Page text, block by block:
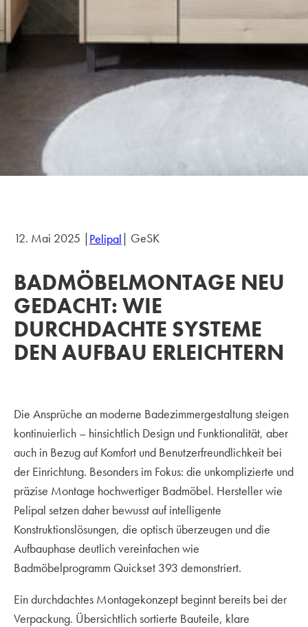
12. Mai 2025 |Pelipal| GeSK
BADMÖBELMONTAGE NEU
GEDACHT: WIE
DURCHDACHTE SYSTEME
DEN AUFBAU ERLEICHTERN
Die Ansprüche an moderne Badezimmergestaltung steigen
kontinuierlich – hinsichtlich Design und Funktionalität, aber
auch in Bezug auf Komfort und Benutzerfreundlichkeit bei
der Einrichtung. Besonders im Fokus: die unkomplizierte und
präzise Montage hochwertiger Badmöbel. Hersteller wie
Pelipal setzen daher bewusst auf intelligente
Konstruktionslösungen, die optisch überzeugen und die
Aufbauphase deutlich vereinfachen wie
Badmöbelprogramm Quickset 393 demonstriert.
Ein durchdachtes Montagekonzept beginnt bereits bei der
Verpackung. Übersichtlich sortierte Bauteile, klare